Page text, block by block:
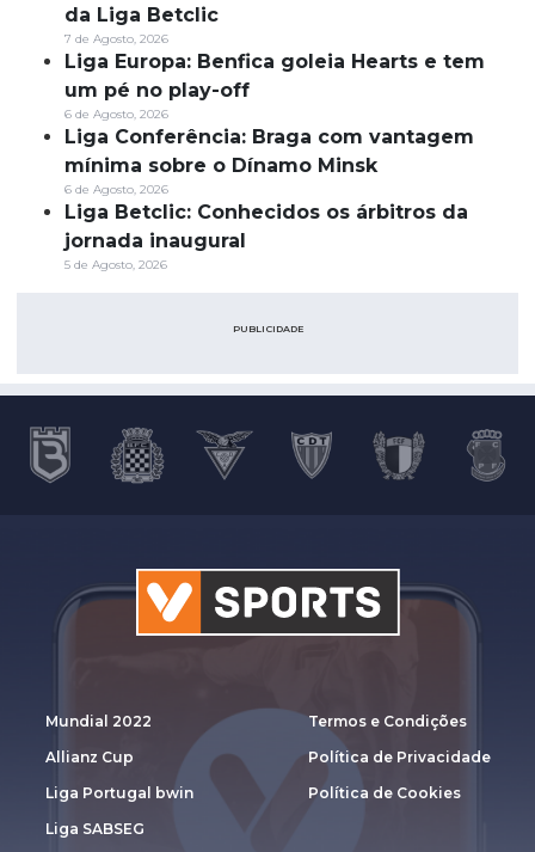
da Liga Betclic
7 de Agosto, 2026
Liga Europa: Benfica goleia Hearts e tem
um pé no play-off
6 de Agosto, 2026
Liga Conferência: Braga com vantagem
mínima sobre o Dínamo Minsk
6 de Agosto, 2026
Liga Betclic: Conhecidos os árbitros da
jornada inaugural
5 de Agosto, 2026
PUBLICIDADE
Mundial 2022
Allianz Cup
Liga Portugal bwin
Liga SABSEG
Termos e Condições
Política de Privacidade
Política de Cookies